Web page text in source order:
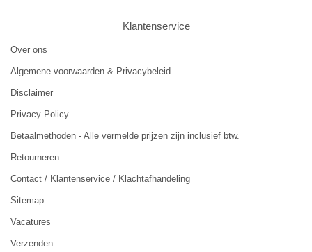
Klantenservice
Over ons
Algemene voorwaarden & Privacybeleid
Disclaimer
Privacy Policy
Betaalmethoden - Alle vermelde prijzen zijn inclusief btw.
Retourneren
Contact / Klantenservice / Klachtafhandeling
Sitemap
Vacatures
Verzenden